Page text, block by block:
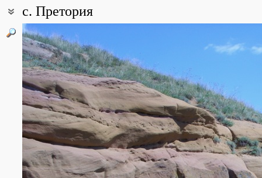
с. Претория
Описание точки:
Выходы красноцветных
песчаников
Все фотографии(2)